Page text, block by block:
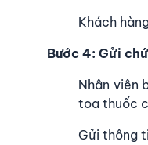
Khách
Bước 4: Gửi
Nhân viên
toa thuốc
Gửi thông